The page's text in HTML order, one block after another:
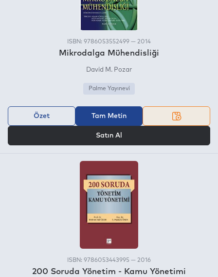
ISBN: 9786053552499 — 2014
Mikrodalga Mühendisliği
David M. Pozar
Palme Yayınevi
Özet Tam Metin
Satın Al
ISBN: 9786053443995 — 2016
200 Soruda Yönetim - Kamu Yönetimi